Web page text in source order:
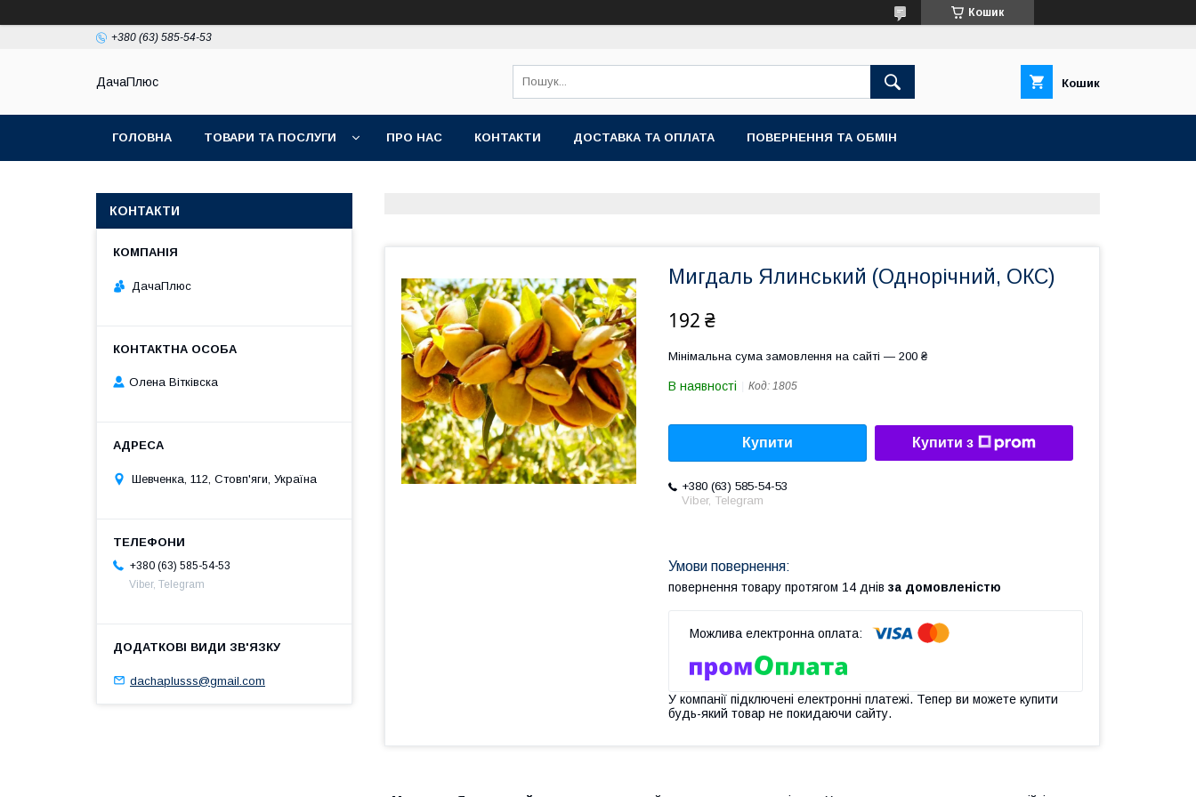
Кошик
+380 (63) 585-54-53
ДачаПлюс Кошик
ГОЛОВНА ТОВАРИ ТА ПОСЛУГИ ПРО НАС КОНТАКТИ ДОСТАВКА ТА ОПЛАТА ПОВЕРНЕННЯ ТА ОБМІН
Мигдаль Ялинський (Однорічний, ОКС)
192 ₴
Мінімальна сума замовлення на сайті — 200 ₴
В наявності Код: 1805
Купити Купити з
+380 (63) 585-54-53
Viber, Telegram
повернення товару протягом 14 днів за домовленістю
У компанії підключені електронні платежі. Тепер ви можете купити
будь-який товар не покидаючи сайту.
КОНТАКТИ
ДачаПлюс
Олена Вітківска
Шевченка, 112, Стовп'яги, Україна
+380 (63) 585-54-53
Viber, Telegram
dachaplusss@gmail.com